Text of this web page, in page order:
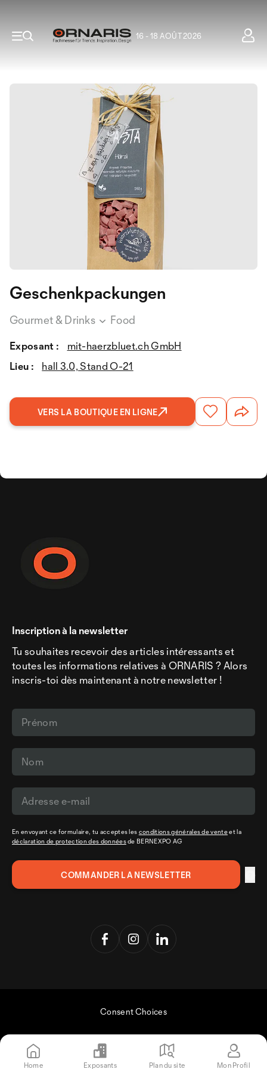
16 - 18 AOÛT 2026
Geschenkpackungen
Gourmet & Drinks Food
Exposant :
mit-haerzbluet.ch GmbH
Lieu :
hall 3.0, Stand O-21
VERS LA BOUTIQUE EN LIGNE
Inscription à la newsletter
Tu souhaites recevoir des articles intéressants et
toutes les informations relatives à ORNARIS ? Alors
inscris-toi dès maintenant à notre newsletter !
En envoyant ce formulaire, tu acceptes les conditions générales de venteet la
déclaration de protection des donnéesde BERNEXPO AG
Consent Choices
Home Exposants Plan du site Mon Profil